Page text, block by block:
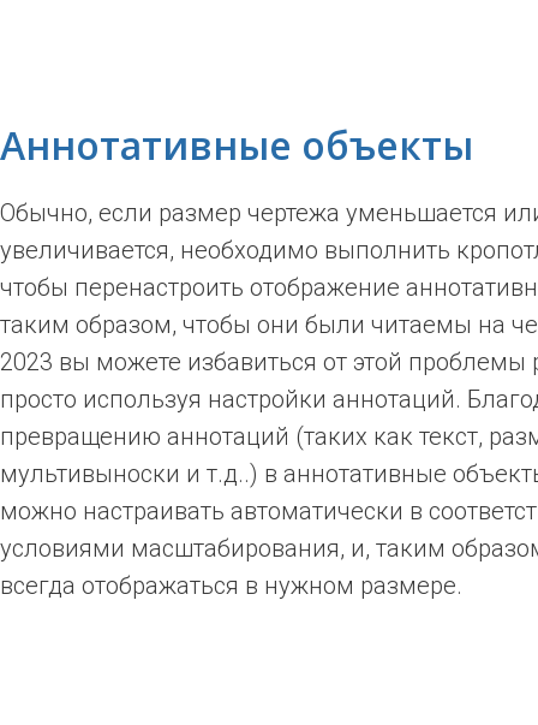
Аннотативные объекты
Обычно, если размер чертежа уменьшается
увеличивается, необходимо выполнить
чтобы перенастроить отображение
таким образом, чтобы они были читаемы на
2023 вы можете избавиться от этой проблемы
просто используя настройки аннотаций.
превращению аннотаций (таких как текст,
мультивыноски и т.д..) в аннотативные
можно настраивать автоматически в
условиями масштабирования, и, таким
всегда отображаться в нужном размере.